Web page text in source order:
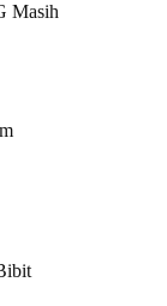
Masih